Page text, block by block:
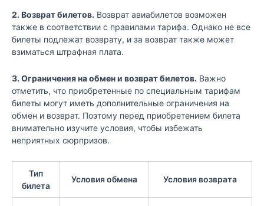
2. Возврат билетов. Возврат авиабилетов возможен
также в соответствии с правилами тарифа. Однако не все
билеты подлежат возврату, и за возврат также может
взиматься штрафная плата.
3. Ограничения на обмен и возврат билетов. Важно
отметить, что приобретенные по специальным тарифам
билеты могут иметь дополнительные ограничения на
обмен и возврат. Поэтому перед приобретением билета
внимательно изучите условия, чтобы избежать
неприятных сюрпризов.
Тип
билета
Условия обмена Условия возврата